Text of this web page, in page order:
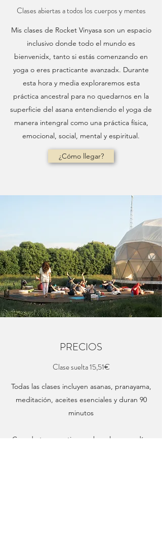
Clases abiertas a todos los cuerpos y mentes
Mis clases de Rocket Vinyasa son un espacio
inclusivo donde todo el mundo es
bienvenidx, tanto si estás comenzando en
yoga o eres practicante avanzadx. Durante
esta hora y media exploraremos esta
práctica ancestral para no quedarnos en la
superficie del asana entendiendo el yoga de
manera intengral como una práctica física,
emocional, social, mental y espiritual.
¿Cómo llegar?
PRECIOS
Clase suelta 15,51€
Todas las clases incluyen asanas, pranayama,
meditación, aceites esenciales y duran 90
minutos
Cuando tengo retiros no hay clase ese día.